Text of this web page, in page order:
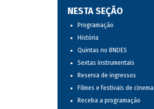
NESTA SEÇÃO
Programação
História
Quintas no BNDES
Sextas instrumentais
Reserva de ingressos
Filmes e festivais de cinema
Receba a programação